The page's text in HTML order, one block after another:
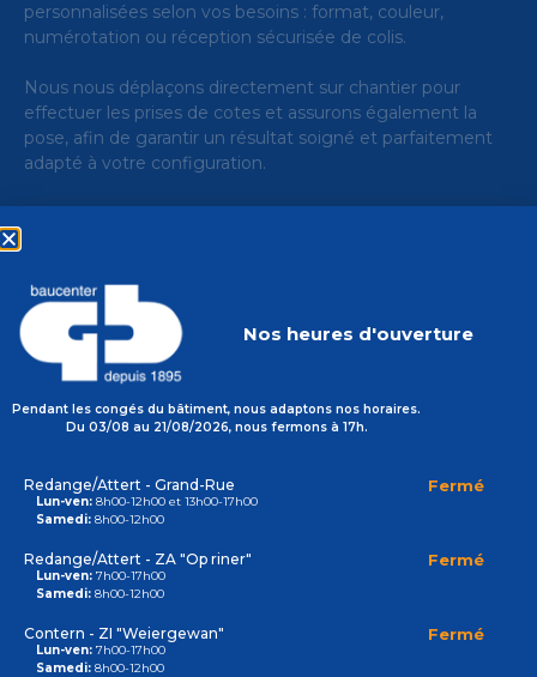
personnalisées selon vos besoins : format, couleur,
numérotation ou réception sécurisée de colis.
Nous nous déplaçons directement sur chantier pour
effectuer les prises de cotes et assurons également la
pose, afin de garantir un résultat soigné et parfaitement
adapté à votre configuration.
Contact
Nos heures d'ouverture
Pendant les congés du bâtiment, nous adaptons nos horaires.
Du 03/08 au 21/08/2026, nous fermons à 17h.
Redange/Attert - Grand-Rue
Lun-ven: 8h00-12h00 et 13h00-17h00
Samedi: 8h00-12h00
Fermé
Redange/Attert - ZA "Op riner"
Lun-ven: 7h00-17h00
Samedi: 8h00-12h00
Fermé
Contern - ZI "Weiergewan"
Lun-ven: 7h00-17h00
Samedi: 8h00-12h00
Fermé